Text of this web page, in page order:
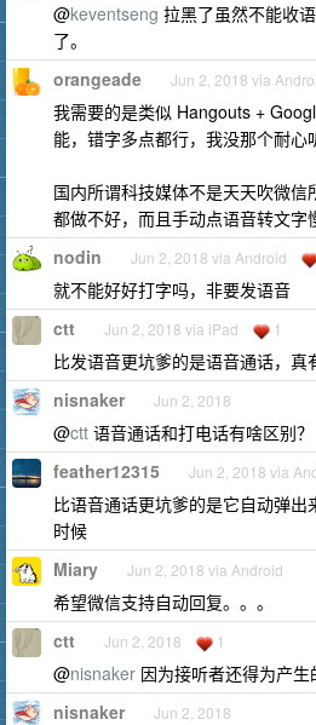
@keventseng 拉黑了虽然不能收
了。
orangeade Jun 2, 2018 via
我需要的是类似 Hangouts +
能，错字多点都行，我没那个耐心
国内所谓科技媒体不是天天吹微
都做不好，而且手动点语音转文字
nodin Jun 2, 2018 via Android
就不能好好打字吗，非要发语音
ctt Jun 2, 2018 via iPad 1
比发语音更坑爹的是语音通话，
nisnaker Jun 2, 2018
@ctt 语音通话和打电话有啥区别？
feather12315 Jun 2, 2018 via
比语音通话更坑爹的是它自动弹
时候
Miary Jun 2, 2018 via Android
希望微信支持自动回复。。。
ctt Jun 2, 2018 1
@nisnaker 因为接听者还得为产生
nisnaker Jun 2, 2018